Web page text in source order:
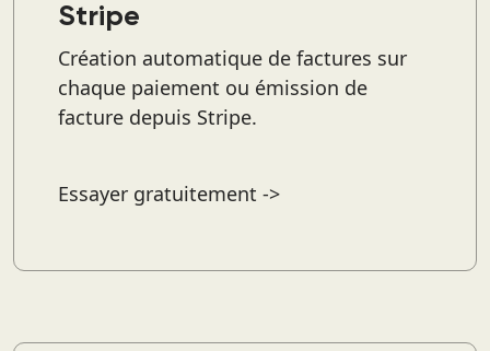
Stripe
Création automatique de factures sur
chaque paiement ou émission de
facture depuis Stripe.
Essayer gratuitement ->